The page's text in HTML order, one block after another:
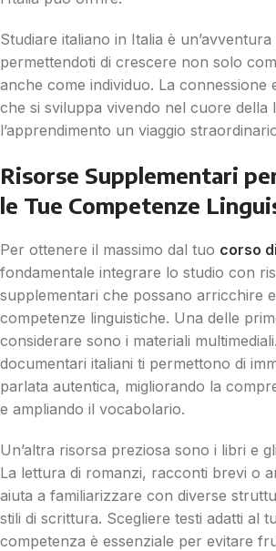
Studiare italiano in Italia è
permettendoti di crescere non solo
anche come individuo. La connessione
che si sviluppa vivendo nel cuore della
l’apprendimento un viaggio
Risorse Supplementari
le Tue Competenze
Per ottenere il massimo dal tuo corso
fondamentale integrare lo studio con
supplementari che possano arricchire
competenze linguistiche. Una delle
considerare sono i materiali
documentari italiani ti permettono di
parlata autentica, migliorando la
e ampliando il vocabolario.
Un’altra risorsa preziosa sono i libri e
La lettura di romanzi, racconti brevi o
aiuta a familiarizzare con diverse
stili di scrittura. Scegliere testi adatti al
competenza è essenziale per evitare